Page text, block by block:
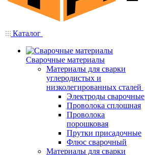
Каталог
Сварочные материалы
Материалы для сварки
углеродистых и
низколегированных сталей
Электроды сварочные
Проволока сплошная
Проволока
порошковая
Прутки присадочные
Флюс сварочный
Материалы для сварки